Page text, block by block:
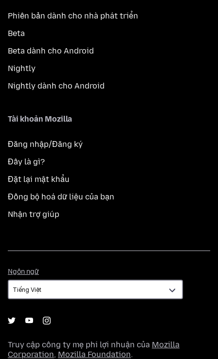
Phiên bản dành cho nhà phát triển
Beta
Beta dành cho Android
Nightly
Nightly dành cho Android
Tài khoản Mozilla
Đăng nhập/Đăng ký
Đây là gì?
Đặt lại mật khẩu
Đồng bộ hoá dữ liệu của bạn
Nhận trợ giúp
Ngôn ngữ
ngữ
Truy cập công ty mẹ phi lợi nhuận của Mozilla
Corporation, Mozilla Foundation.